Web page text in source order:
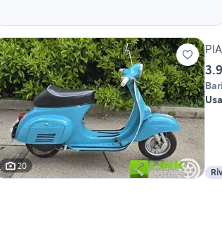
20
Bari